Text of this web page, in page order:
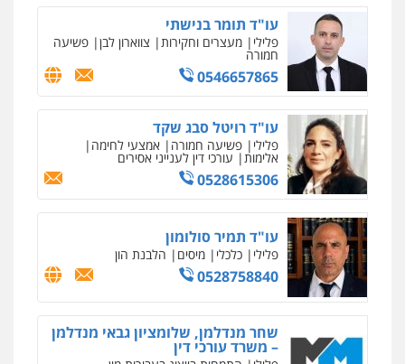
עו"ד תומר בנישתי
פלילי מעצרים וחקירות צווארון לבן פשיעה
חמורה
0546657865
עו"ד רויטל סבג שקד
פלילי פשיעה חמורה אמצעי לחימה
אלימות עורכי דין לענייני אסירים
0528615306
עו"ד תמיר סולומון
פלילי כלכלי מיסים הלבנת הון
0528758840
שחר מנדלמן, שלומציון גבאי מנדלמן
– משרד עורכי דין
צילום עורכי דין שירותים מקצועיים לעורכי
דין
0504578527
רונן הלל – מוניטין
מחיקת כתבות מגוגל ודחיקת אזכורים
שליליים
שירותים מקצועיים לעורכי דין
0522508109
אחסון אתרים
מהירות הגנה גיבוי תמיכה שירותים
מקצועיים לעורכי דין
מרכז התחלה חדשה
אסירים עבירות מין שירותים מקצועיים
לעורכי דין
0544500346